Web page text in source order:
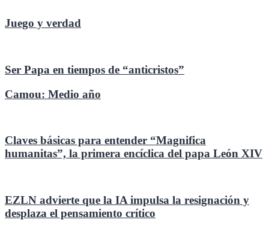
Juego y verdad
Ser Papa en tiempos de “anticristos”
Camou: Medio año
Claves básicas para entender “Magnifica
humanitas”, la primera encíclica del papa León XIV
EZLN advierte que la IA impulsa la resignación y
desplaza el pensamiento crítico